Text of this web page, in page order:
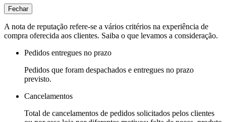
Fechar
A nota de reputação refere-se a vários critérios na experiência de
compra oferecida aos clientes. Saiba o que levamos a consideração.
Pedidos entregues no prazo
Pedidos que foram despachados e entregues no prazo
previsto.
Cancelamentos
Total de cancelamentos de pedidos solicitados pelos clientes